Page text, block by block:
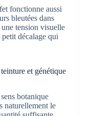
fonctionne aussi
bleutées dans
tension visuelle
petit décalage qui
et génétique
botanique
naturellement le